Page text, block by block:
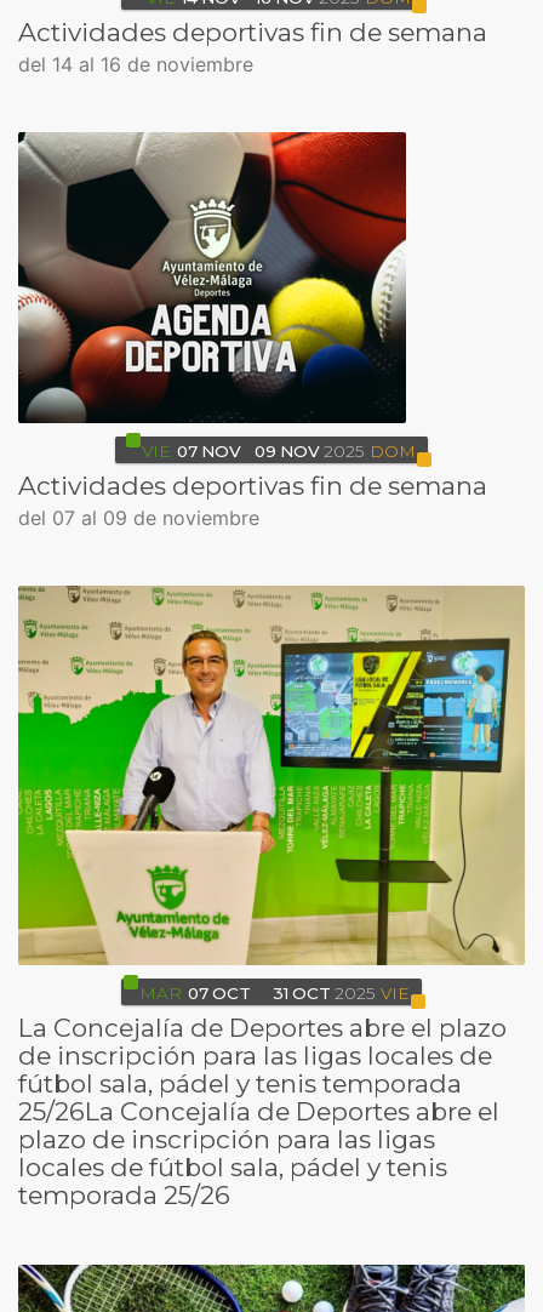
Actividades deportivas fin de semana
del 14 al 16 de noviembre
VIE 07 NOV 09 NOV2025 DOM
Actividades deportivas fin de semana
del 07 al 09 de noviembre
MAR 07 OCT 31 OCT 2025 VIE
La Concejalía de Deportes abre el plazo
de inscripción para las ligas locales de
fútbol sala, pádel y tenis temporada
25/26La Concejalía de Deportes abre el
plazo de inscripción para las ligas
locales de fútbol sala, pádel y tenis
temporada 25/26